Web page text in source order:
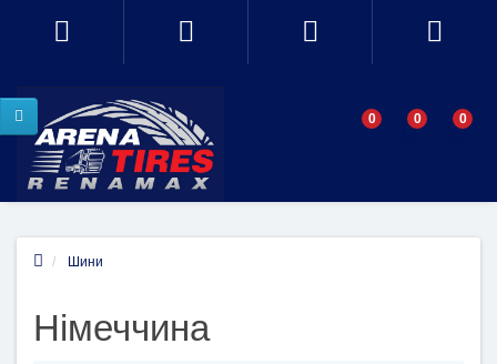
0 0 0
Шини
Німеччина